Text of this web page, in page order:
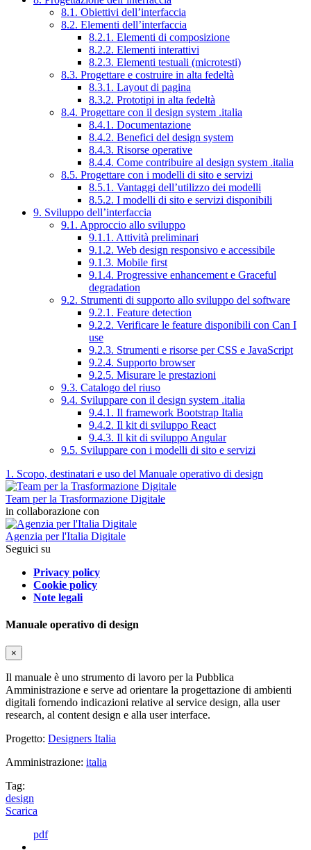
8.1. Obiettivi dell’interfaccia
8.2. Elementi dell’interfaccia
8.2.1. Elementi di composizione
8.2.2. Elementi interattivi
8.2.3. Elementi testuali (microtesti)
8.3. Progettare e costruire in alta fedeltà
8.3.1. Layout di pagina
8.3.2. Prototipi in alta fedeltà
8.4. Progettare con il design system .italia
8.4.1. Documentazione
8.4.2. Benefici del design system
8.4.3. Risorse operative
8.4.4. Come contribuire al design system .italia
8.5. Progettare con i modelli di sito e servizi
8.5.1. Vantaggi dell’utilizzo dei modelli
8.5.2. I modelli di sito e servizi disponibili
9. Sviluppo dell’interfaccia
9.1. Approccio allo sviluppo
9.1.1. Attività preliminari
9.1.2. Web design responsivo e accessibile
9.1.3. Mobile first
9.1.4. Progressive enhancement e Graceful
degradation
9.2. Strumenti di supporto allo sviluppo del software
9.2.1. Feature detection
9.2.2. Verificare le feature disponibili con Can I
use
9.2.3. Strumenti e risorse per CSS e JavaScript
9.2.4. Supporto browser
9.2.5. Misurare le prestazioni
9.3. Catalogo del riuso
9.4. Sviluppare con il design system .italia
9.4.1. Il framework Bootstrap Italia
9.4.2. Il kit di sviluppo React
9.4.3. Il kit di sviluppo Angular
9.5. Sviluppare con i modelli di sito e servizi
1. Scopo, destinatari e uso del Manuale operativo di design
Team per la Trasformazione Digitale
in collaborazione con
Agenzia per l'Italia Digitale
Seguici su
Privacy policy
Cookie policy
Note legali
Manuale operativo di design
×
Il manuale è uno strumento di lavoro per la Pubblica
Amministrazione e serve ad orientare la progettazione di ambienti
digitali fornendo indicazioni relative al service design, alla user
research, al content design e alla user interface.
Progetto: Designers Italia
Amministrazione: italia
Tag:
design
Scarica
pdf